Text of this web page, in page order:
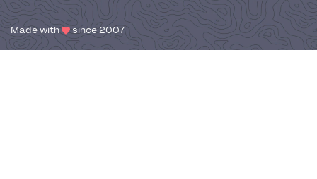
Made with since 2007